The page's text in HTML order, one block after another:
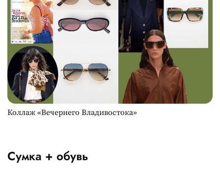
Коллаж «Вечернего Владивостока»
Сумка + обувь